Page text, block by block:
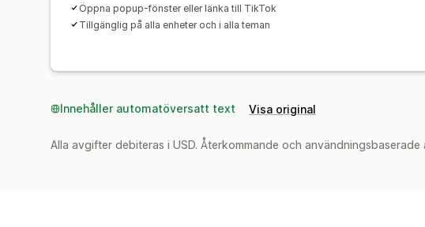
Öppna popup-fönster eller länka till TikTok
Tillgänglig på alla enheter och i alla teman
Innehåller automatöversatt text Visa original
Alla avgifter debiteras i USD. Återkommande och